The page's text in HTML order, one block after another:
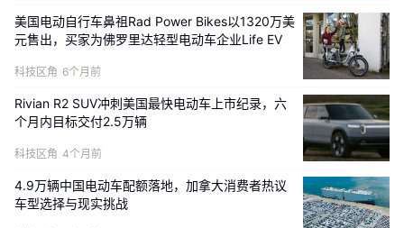
增程版
美国电动自行车鼻祖Rad Power Bikes以1320万美
元售出，买家为佛罗里达轻型电动车企业Life EV
科技区角 6个月前
Rivian R2 SUV冲刺美国最快电动车上市纪录，六
个月内目标交付2.5万辆
科技区角 4个月前
4.9万辆中国电动车配额落地，加拿大消费者热议
车型选择与现实挑战